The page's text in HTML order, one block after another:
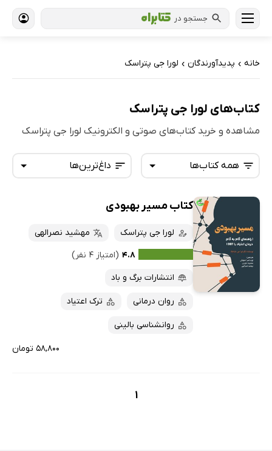
جستجو در
خانه › پدیدآورندگان › لورا جی پتراسک
کتاب‌های لورا جی پتراسک
مشاهده و خرید کتاب‌های صوتی و الکترونیک لورا جی پتراسک
داغ‌ترین‌ها
تازه‌ها
داغ‌ترین‌ها
پرفروش‌ها
پربحث‌ها
ارزان ترین‌ها
همه کتاب‌ها
همه کتاب‌ها
کتاب‌های صوتی
کتاب‌های متنی
کتاب مسیر بهبودی
لورا جی پتراسک
مهشید نصرالهی
۴.۸ (امتیاز ۴ نفر)
انتشارات برگ و باد
روان درمانی ترک اعتیاد
روانشناسی بالینی
۵۸,۸۰۰ تومان
1